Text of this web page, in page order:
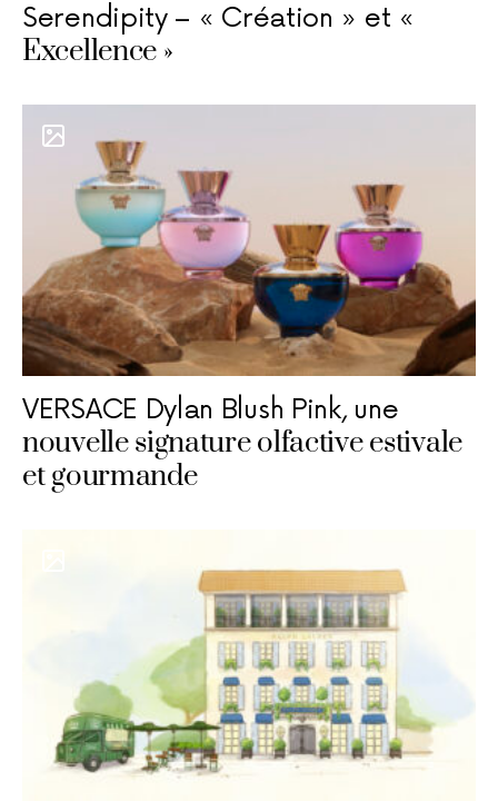
Serendipity – « Création » et «
Excellence »
VERSACE Dylan Blush Pink, une
nouvelle signature olfactive estivale
et gourmande